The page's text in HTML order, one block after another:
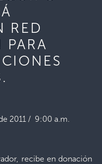
RED
PARA
2011 / 9:00 a.m.
recibe en donación